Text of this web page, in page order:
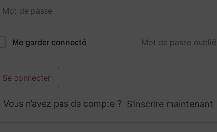
Me garder connecté Mot de passe
Se connecter
Vous n’avez pas de compte ? S’inscrire maintenant